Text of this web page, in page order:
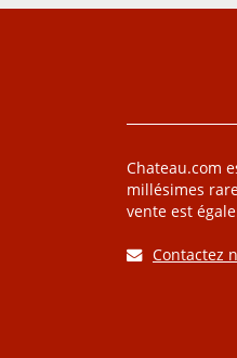
Chateau.com
millésimes
vente est
Contactez